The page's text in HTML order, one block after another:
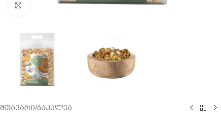
გადიდება
მთავარი/ბაკალეა